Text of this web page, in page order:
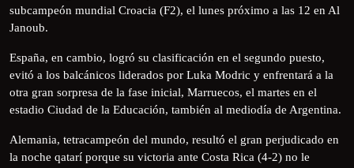
subcampeón mundial Croacia (F2), el lunes próximo a las 12 en Al
Janoub.
España, en cambio, logró su clasificación en el segundo puesto,
evitó a los balcánicos liderados por Luka Modric y enfrentará a la
otra gran sorpresa de la fase inicial, Marruecos, el martes en el
estadio Ciudad de la Educación, también al mediodía de Argentina.
Alemania, tetracampeón del mundo, resultó el gran perjudicado en
la noche qatarí porque su victoria ante Costa Rica (4-2) no le